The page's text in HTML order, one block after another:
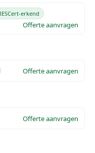
erkend
Offerte aanvragen
Offerte aanvragen
Offerte aanvragen